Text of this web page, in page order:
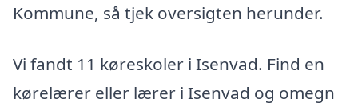
Kommune, så tjek oversigten herunder.
Vi fandt 11 køreskoler i Isenvad. Find en
kørelærer eller lærer i Isenvad og omegn